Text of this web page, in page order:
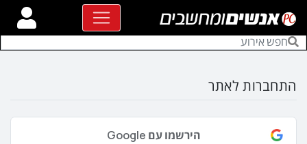
התחברות לאתר
הירשמו עם Google